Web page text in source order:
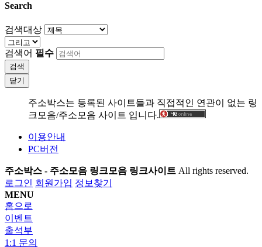
Search
검색대상
검색어 필수
검색
닫기
주소박스는 등록된 사이트들과 직접적인 연관이 없는 링
크모음/주소모음 사이트 입니다.
이용안내
PC버전
주소박스 - 주소모음 링크모음 링크사이트 All rights reserved.
로그인 회원가입 정보찾기
MENU
홈으로
이벤트
출석부
1:1 문의